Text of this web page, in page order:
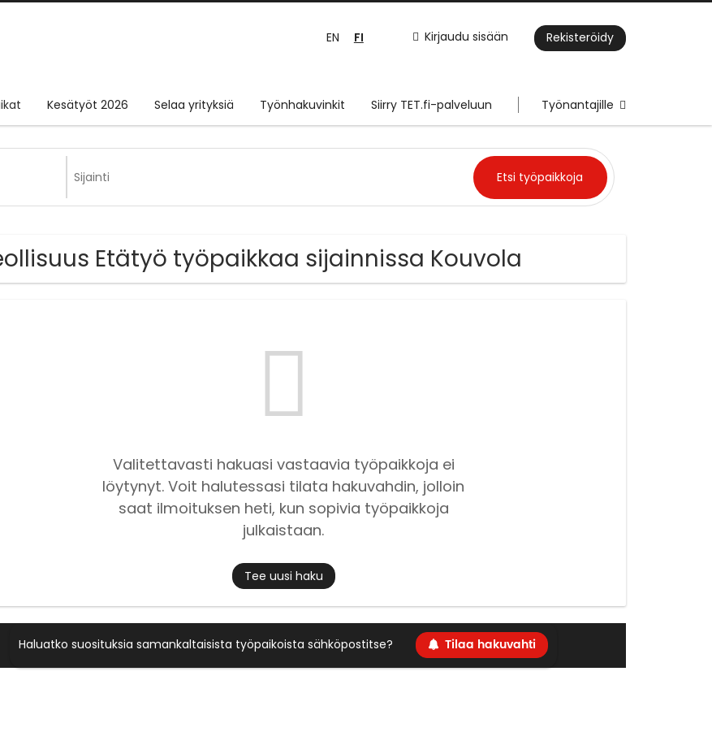
Kirjaudu sisään Rekisteröidy
EN FI
Kesätyöt 2026 Selaa yrityksiä Työnhakuvinkit Siirry TET.fi-palveluun Työnantajille
Etätyö työpaikkaa sijainnissa Kouvola
Valitettavasti hakuasi vastaavia työpaikkoja ei
löytynyt. Voit halutessasi tilata hakuvahdin, jolloin
saat ilmoituksen heti, kun sopivia työpaikkoja
julkaistaan.
Tee uusi haku
Haluatko suosituksia samankaltaisista työpaikoista sähköpostitse? Tilaa hakuvahti